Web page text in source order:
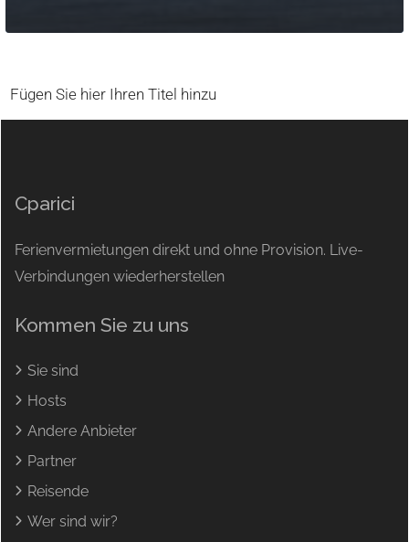
Fügen Sie hier Ihren Titel hinzu
Cparici
Ferienvermietungen direkt und ohne Provision. Live-
Verbindungen wiederherstellen
Kommen Sie zu uns
Sie sind
Hosts
Andere Anbieter
Partner
Reisende
Wer sind wir?